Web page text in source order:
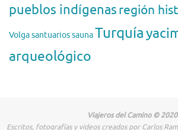
pueblos indígenasregión
VolgasantuariossaunaTurquía
arqueológico
Viajeros del Camino ©
Escritos, fotografías y videos creados por Carlos